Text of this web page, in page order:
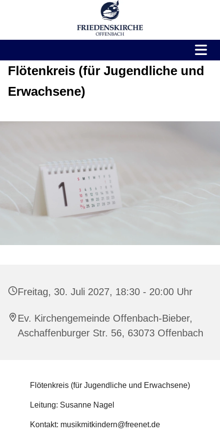
Flötenkreis (für Jugendliche und
Erwachsene)
Freitag, 30. Juli 2027, 18:30 - 20:00 Uhr
Ev. Kirchengemeinde Offenbach-Bieber,
Aschaffenburger Str. 56, 63073 Offenbach
Flötenkreis (für Jugendliche und Erwachsene)
Leitung: Susanne Nagel
Kontakt: musikmitkindern@freenet.de